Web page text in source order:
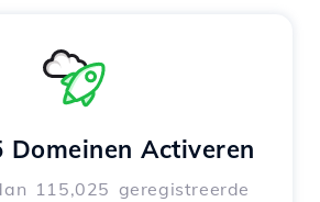
Domeinen Activeren
115,025 geregistreerde